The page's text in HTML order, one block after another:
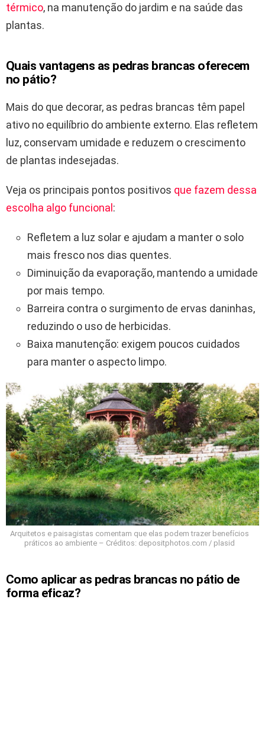
térmico, na manutenção do jardim e na saúde das
plantas.
Quais vantagens as pedras brancas oferecem
no pátio?
Mais do que decorar, as pedras brancas têm papel
ativo no equilíbrio do ambiente externo. Elas refletem
luz, conservam umidade e reduzem o crescimento
de plantas indesejadas.
Veja os principais pontos positivos que fazem dessa
escolha algo funcional :
Refletem a luz solar e ajudam a manter o solo
mais fresco nos dias quentes.
Diminuição da evaporação, mantendo a umidade
por mais tempo.
Barreira contra o surgimento de ervas daninhas,
reduzindo o uso de herbicidas.
Baixa manutenção: exigem poucos cuidados
para manter o aspecto limpo.
Arquitetos e paisagistas comentam que elas podem trazer benefícios
práticos ao ambiente – Créditos: depositphotos.com / plasid
Como aplicar as pedras brancas no pátio de
forma eficaz?